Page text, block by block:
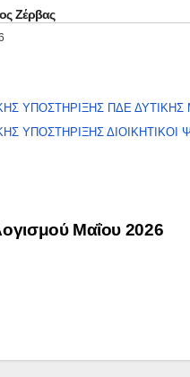
Ζέρβας
ΥΠΟΣΤΗΡΙΞΗΣ ΠΔΕ
ΥΠΟΣΤΗΡΙΞΗΣ ΔΙΟΙΚΗΤΙΚΟΙ
Μαΐου 2026